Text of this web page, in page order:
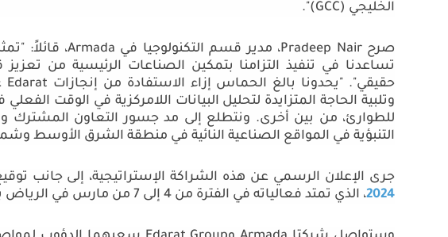
الخليجي (GCC
)".
صرحPradeep Nair، مدير قسم التكنولوجيا في Armada، قائلاً:
تساعدنا في تنفيذ التزامنا بتمكين الصناعات الرئيسية من
حقيقي". "يحدونا بالغ الحماس إزاء الاستفادة من إنجازات Edarat
وتلبية الحاجة المتزايدة لتحليل البيانات اللامركزية في الوقت
للطوارئ، من بين أخرى. ونتطلع إلى مد جسور التعاون المشترك
التنبؤية في المواقع الصناعية النائية في منطقة الشرق الأوسط
جرى الإعلان الرسمي عن هذه الشراكة الإستراتيجية، إلى جانب
2024، الذي تمتد فعالياته في الفترة من 4 إلى 7 من مارس في الرياض بالمملكة العربية السعودية.